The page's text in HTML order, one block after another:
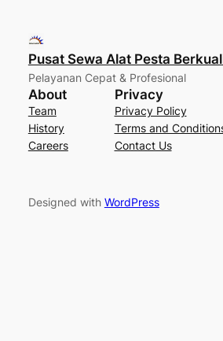
Pusat Sewa Alat Pesta
Pelayanan Cepat & Profesional
About
Team
History
Careers
Privacy
Privacy Policy
Terms and
Contact Us
Designed with WordPress